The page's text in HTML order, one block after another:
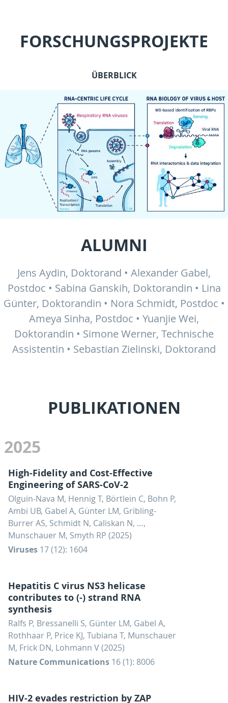
FORSCHUNGSPROJEKTE
ÜBERBLICK
ALUMNI
Jens Aydin, Doktorand • Alexander Gabel,
Postdoc • Sabina Ganskih, Doktorandin • Lina
Günter, Doktorandin • Nora Schmidt, Postdoc •
Ameya Sinha, Postdoc • Yuanjie Wei,
Doktorandin • Simone Werner, Technische
Assistentin • Sebastian Zielinski, Doktorand
PUBLIKATIONEN
2025
High-Fidelity and Cost-Effective
Engineering of SARS-CoV-2
Olguin-Nava M, Hennig T, Börtlein C, Bohn P,
Ambi UB, Gabel A, Günter LM, Gribling-
Burrer AS, Schmidt N, Caliskan N, …,
Munschauer M, Smyth RP (2025)
Viruses 17 (12): 1604
Hepatitis C virus NS3 helicase
contributes to (-) strand RNA
synthesis
Ralfs P, Bressanelli S, Günter LM, Gabel A,
Rothhaar P, Price KJ, Tubiana T, Munschauer
M, Frick DN, Lohmann V (2025)
Nature Communications 16 (1): 8006
HIV-2 evades restriction by ZAP